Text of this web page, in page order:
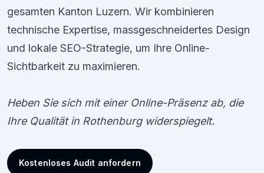
gesamten Kanton Luzern. Wir kombinieren
technische Expertise, massgeschneidertes Design
und lokale SEO-Strategie, um Ihre Online-
Sichtbarkeit zu maximieren.
Heben Sie sich mit einer Online-Präsenz ab, die
Ihre Qualität in Rothenburg widerspiegelt.
Kostenloses Audit anfordern